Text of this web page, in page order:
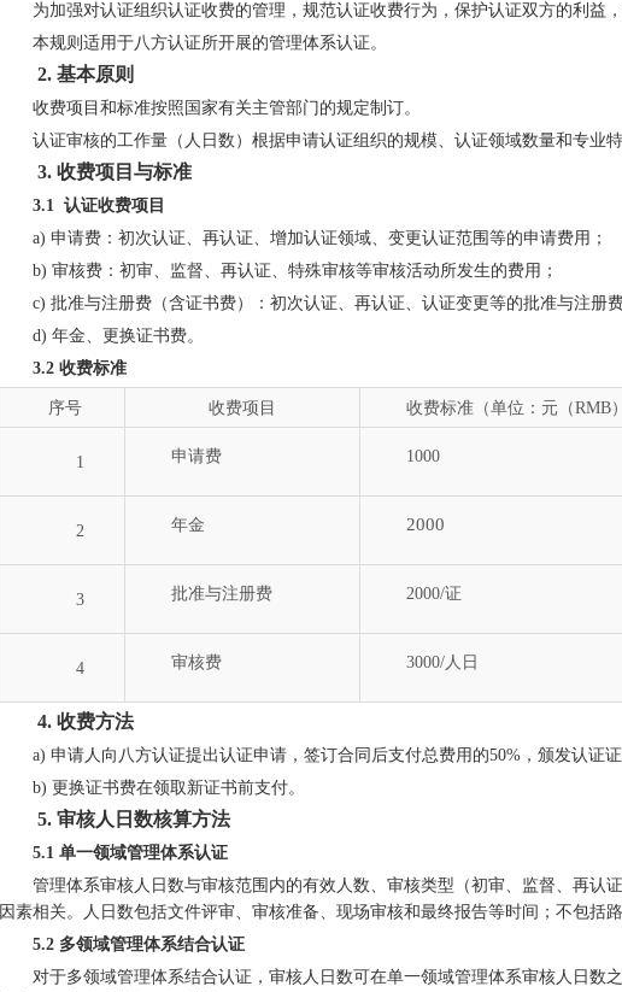
为加强对认证组织认证收费的管理，规范认证收费行为，保护认证双方的利益
本规则适用于八方认证所开展的管理体系认证。
2. 基本原则
收费项目和标准按照国家有关主管部门的规定制订。
认证审核的工作量（人日数）根据申请认证组织的规模、认证领域数量和专业
3. 收费项目与标准
3.1 认证收费项目
a) 申请费：初次认证、再认证、增加认证领域、变更认证范围等的申请费用；
b) 审核费：初审、监督、再认证、特殊审核等审核活动所发生的费用；
c) 批准与注册费（含证书费）：初次认证、再认证、认证变更等的批准与注册
d) 年金、更换证书费。
3.2 收费标准
序号 收费项目 收费标准（单位：元（RMB
1 申请费
1000
2 年金 2000
3 批准与注册费 2000/证
4 审核费 3000/人日
4. 收费方法
a) 申请人向八方认证提出认证申请 ，签订合同后支付总费用的50%，颁发认证
b) 更换证书费在领取新证书前支付。
5. 审核人日数核算方法
5.1 单一领域管理体系认证
管理体系审核人日数与审核范围内的有效人数、审核类型（初审、监督、再认
因素相关。人日数包括文件评审、审核准备、现场审核和最终报告等时间；不包括路
5.2 多领域管理体系结合认证
对于多领域管理体系结合认证，审核人日数可在单一领域管理体系审核人日数